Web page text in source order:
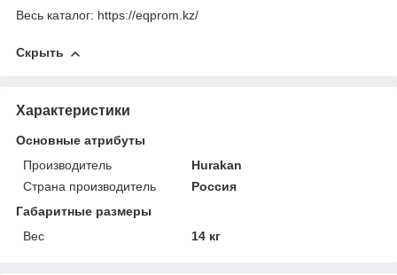
Весь каталог: https://eqprom.kz/
Скрыть
Характеристики
Основные атрибуты
Производитель
Hurakan
Страна производитель
Россия
Габаритные размеры
Вес
14 кг